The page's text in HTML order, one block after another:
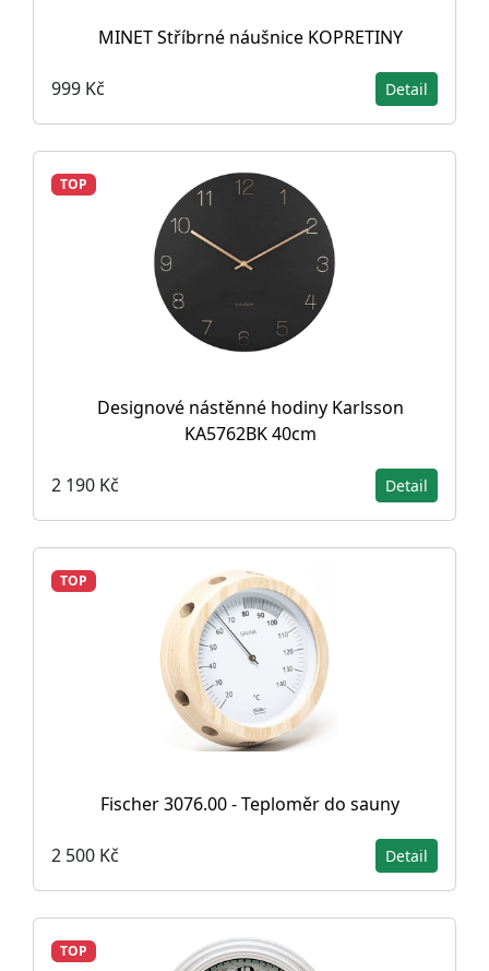
MINET Stříbrné náušnice KOPRETINY
999 Kč Detail
TOP
Designové nástěnné hodiny Karlsson
KA5762BK 40cm
2 190 Kč Detail
TOP
Fischer 3076.00 - Teploměr do sauny
2 500 Kč Detail
TOP